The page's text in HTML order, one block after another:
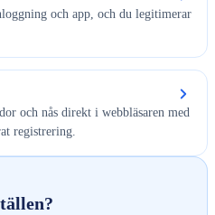
och app, och du legitimerar
och nås direkt i webbläsaren med
registrering.